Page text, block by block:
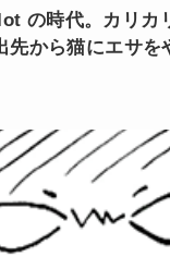
の時代。カリカ
先から猫にエサを